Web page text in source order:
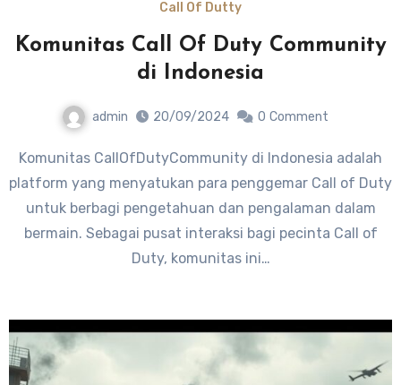
Call Of Dutty
Komunitas Call Of Duty Community
di Indonesia
admin 20/09/2024 0 Comment
Komunitas CallOfDutyCommunity di Indonesia adalah
platform yang menyatukan para penggemar Call of Duty
untuk berbagi pengetahuan dan pengalaman dalam
bermain. Sebagai pusat interaksi bagi pecinta Call of
Duty, komunitas ini…